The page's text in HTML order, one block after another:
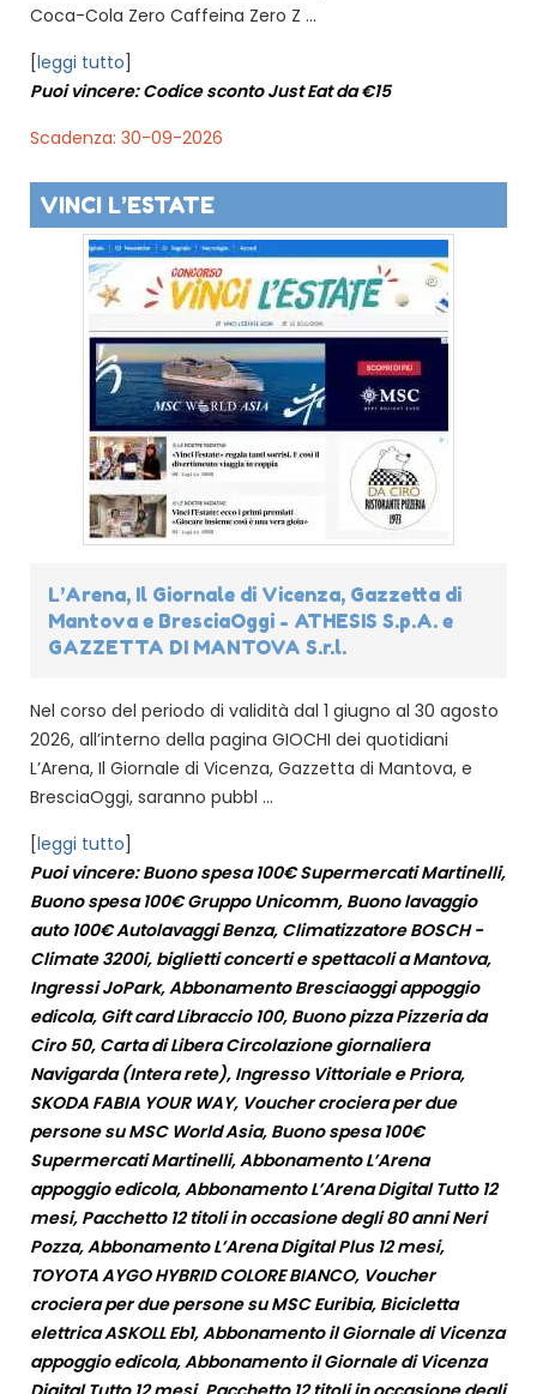
Coca-Cola Zero Caffeina Zero Z ...
[leggi tutto]
Puoi vincere: Codice sconto Just Eat da €15
Scadenza: 30-09-2026
VINCI L’ESTATE
L’Arena, Il Giornale di Vicenza, Gazzetta di
Mantova e BresciaOggi - ATHESIS S.p.A. e
GAZZETTA DI MANTOVA S.r.l.
Nel corso del periodo di validità dal 1 giugno al 30 agosto
2026, all’interno della pagina GIOCHI dei quotidiani
L’Arena, Il Giornale di Vicenza, Gazzetta di Mantova, e
BresciaOggi, saranno pubbl ...
[leggi tutto]
Puoi vincere: Buono spesa 100€ Supermercati Martinelli,
Buono spesa 100€ Gruppo Unicomm, Buono lavaggio
auto 100€ Autolavaggi Benza, Climatizzatore BOSCH -
Climate 3200i, biglietti concerti e spettacoli a Mantova,
Ingressi JoPark, Abbonamento Bresciaoggi appoggio
edicola, Gift card Libraccio 100, Buono pizza Pizzeria da
Ciro 50, Carta di Libera Circolazione giornaliera
Navigarda (Intera rete), Ingresso Vittoriale e Priora,
SKODA FABIA YOUR WAY, Voucher crociera per due
persone su MSC World Asia, Buono spesa 100€
Supermercati Martinelli, Abbonamento L’Arena
appoggio edicola, Abbonamento L’Arena Digital Tutto 12
mesi, Pacchetto 12 titoli in occasione degli 80 anni Neri
Pozza, Abbonamento L’Arena Digital Plus 12 mesi,
TOYOTA AYGO HYBRID COLORE BIANCO, Voucher
crociera per due persone su MSC Euribia, Bicicletta
elettrica ASKOLL Eb1, Abbonamento il Giornale di Vicenza
appoggio edicola, Abbonamento il Giornale di Vicenza